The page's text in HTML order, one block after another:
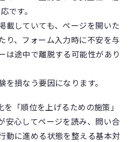
です。
載していても、ページを開いた
り、フォーム入力時に不安を与
は途中で離脱する可能性があり
を損なう要因になります。
「順位を上げるための施策」
安心してページを読み、問い合
動に進める状態を整える基本対